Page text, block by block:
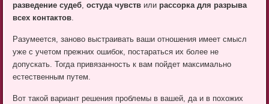
разведение судеб,остуда чувств илирассорка для разрыва
всех контактов.
Разумеется, заново выстраивать ваши отношения имеет смысл
уже с учетом прежних ошибок, постараться их более не
допускать. Тогда привязанность к вам пойдет максимально
естественным путем.
Вот такой вариант решения проблемы в вашей, да и в похожих